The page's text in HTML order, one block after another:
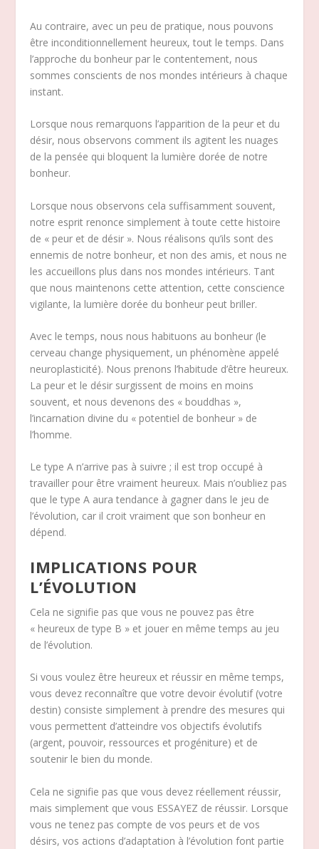
Au contraire, avec un peu de pratique, nous pouvons
être inconditionnellement heureux, tout le temps. Dans
l’approche du bonheur par le contentement, nous
sommes conscients de nos mondes intérieurs à chaque
instant.
Lorsque nous remarquons l’apparition de la peur et du
désir, nous observons comment ils agitent les nuages
de la pensée qui bloquent la lumière dorée de notre
bonheur.
Lorsque nous observons cela suffisamment souvent,
notre esprit renonce simplement à toute cette histoire
de « peur et de désir ». Nous réalisons qu’ils sont des
ennemis de notre bonheur, et non des amis, et nous ne
les accueillons plus dans nos mondes intérieurs. Tant
que nous maintenons cette attention, cette conscience
vigilante, la lumière dorée du bonheur peut briller.
Avec le temps, nous nous habituons au bonheur (le
cerveau change physiquement, un phénomène appelé
neuroplasticité). Nous prenons l’habitude d’être heureux.
La peur et le désir surgissent de moins en moins
souvent, et nous devenons des « bouddhas »,
l’incarnation divine du « potentiel de bonheur » de
l’homme.
Le type A n’arrive pas à suivre ; il est trop occupé à
travailler pour être vraiment heureux. Mais n’oubliez pas
que le type A aura tendance à gagner dans le jeu de
l’évolution, car il croit vraiment que son bonheur en
dépend.
IMPLICATIONS POUR
L’ÉVOLUTION
Cela ne signifie pas que vous ne pouvez pas être
« heureux de type B » et jouer en même temps au jeu
de l’évolution.
Si vous voulez être heureux et réussir en même temps,
vous devez reconnaître que votre devoir évolutif (votre
destin) consiste simplement à prendre des mesures qui
vous permettent d’atteindre vos objectifs évolutifs
(argent, pouvoir, ressources et progéniture) et de
soutenir le bien du monde.
Cela ne signifie pas que vous devez réellement réussir,
mais simplement que vous ESSAYEZ de réussir. Lorsque
vous ne tenez pas compte de vos peurs et de vos
désirs, vos actions d’adaptation à l’évolution font partie